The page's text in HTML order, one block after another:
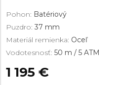
Pohon: Batériový
Puzdro: 37 mm
Materiál remienka: Oceľ
Vodotesnosť: 50 m / 5 ATM
1 195 €